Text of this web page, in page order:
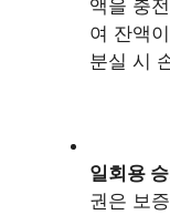
액을 충
여 잔액
분실 시
일회용
권은 보